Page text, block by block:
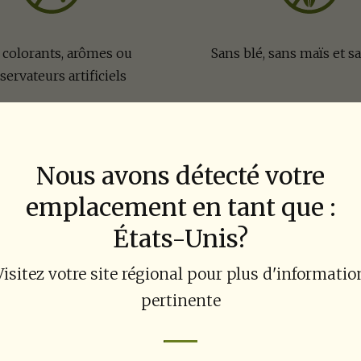
colorants, arômes ou
artificiels
Sans blé, sans maïs et
et certifiés de nos
Nous avons détecté votre
emplacement en tant que :
États-Unis?
votre site régional pour plus
pertinente